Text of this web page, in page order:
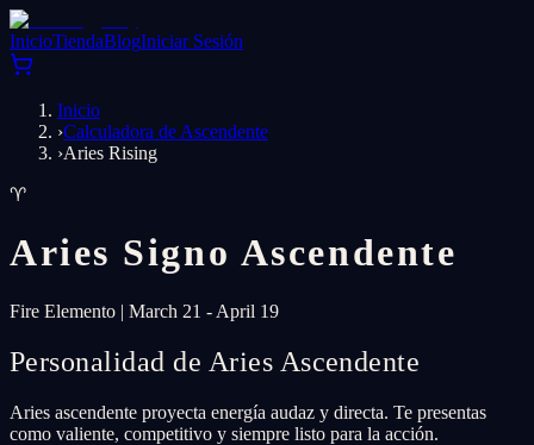
InicioTiendaBlogIniciar Sesión
Inicio
›Calculadora de Ascendente
›Aries Rising
♈
Aries Signo Ascendente
Fire Elemento | March 21 - April 19
Personalidad de Aries Ascendente
Aries ascendente proyecta energía audaz y directa. Te presentas
como valiente, competitivo y siempre listo para la acción.